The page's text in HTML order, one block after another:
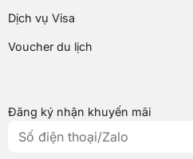
Dịch vụ Visa
Voucher du lịch
Đăng ký nhận khuyến mãi